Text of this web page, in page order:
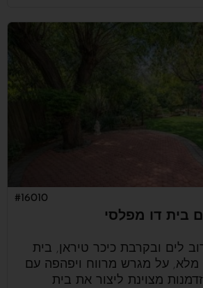
בית דו מפלסי
#16010
לים ובקרבת כיכר טיראן, בית
מלא, על מגרש מרווח ויפהפה עם
מצוינת ליצור את בית